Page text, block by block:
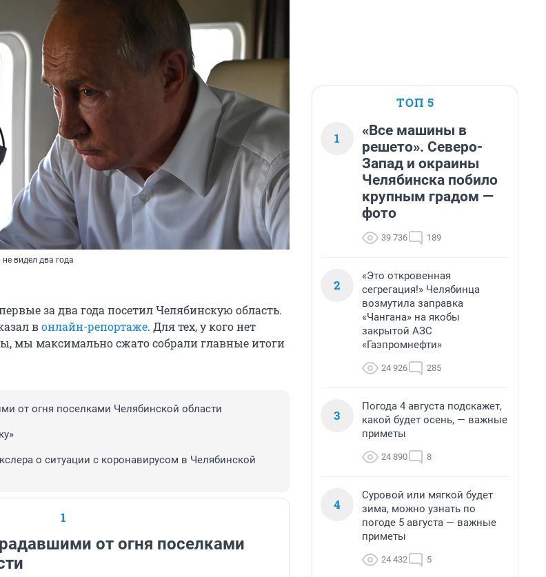
видел два года
за два года посетил Челябинскую область.
вонлайн-репортаже. Для тех, у кого нет
мы максимально сжато собрали главные итоги
от огня поселками Челябинской области
о ситуации с коронавирусом в Челябинской
1
от огня поселками
ТОП 5
1
«Все машины в
решето». Северо-
Запад и окраины
Челябинска побило
крупным градом —
фото
39 736 189
2
«Это откровенная
сегрегация!» Челябинца
возмутила заправка
«Чангана» на якобы
закрытой АЗС
«Газпромнефти»
24 926 285
3
Погода 4 августа подскажет,
какой будет осень, — важные
приметы
24 890 8
4
Суровой или мягкой будет
зима, можно узнать по
погоде 5 августа — важные
приметы
24 432 5